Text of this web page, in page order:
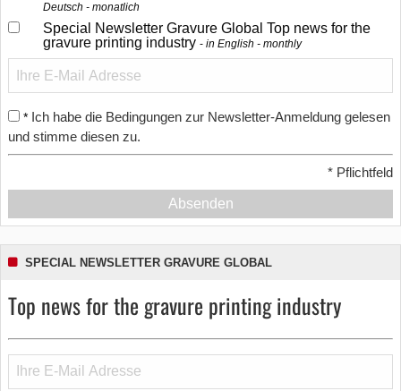
Deutsch - monatlich
Special Newsletter Gravure Global Top news for the
gravure printing industry
in English - monthly
* Ich habe die Bedingungen zur Newsletter-Anmeldung gelesen
und stimme diesen zu.
* Pflichtfeld
Absenden
SPECIAL NEWSLETTER GRAVURE GLOBAL
Top news for the gravure printing industry